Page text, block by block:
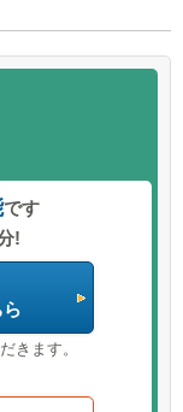
です
!
ら
きます。